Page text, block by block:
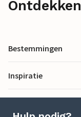
Ontdekken
Bestemmingen
Inspiratie